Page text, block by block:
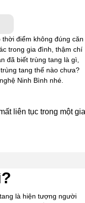
điểm không đúng căn
trong gia đình, thậm chí
đã biết trùng tang là gì,
tang thế nào chưa?
Ninh Bình nhé.
liên tục trong một
là hiện tượng người